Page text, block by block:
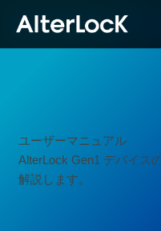
を
ユーザーマニュアル
AlterLock Gen1 デバイス
解説します。